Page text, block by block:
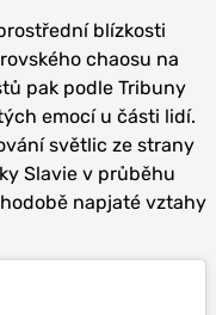
blízkosti
chaosu na
pak podle Tribuny
emocí u části lidí.
světlic ze strany
Slavie v průběhu
napjaté vztahy